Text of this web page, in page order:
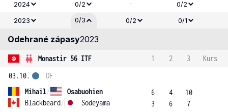
2024
0/2 -
0/2
2023
0/3 0/2 0/1
Odehrané zápasy2023
Monastir 56 ITF 1 2 3
Kurs
03.10.
Mihail/
Osabuohien
Blackbeard/ Sodeyama
OF
6
3
4
6
10
7